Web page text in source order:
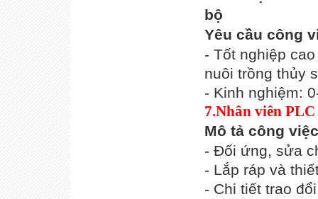
bộ
Yêu cầu công
- Tốt nghiệp
nuôi trồng thủy
- Kinh nghiệm:
7.Nhân viên PLC
Mô tả công việc
- Đối ứng, sửa
- Lắp ráp và
- Chi tiết trao